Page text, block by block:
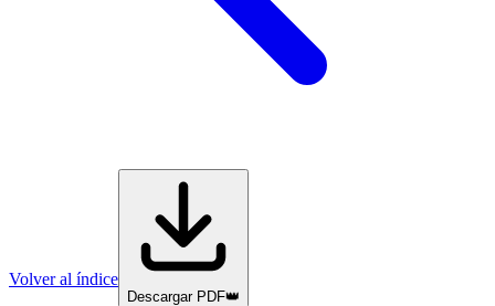
Volver al índice
Descargar PDF👑